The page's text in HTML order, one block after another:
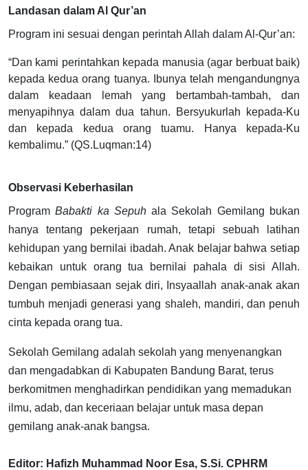
Landasan dalam Al Qur’an
Program ini sesuai dengan perintah Allah dalam Al-Qur’an:
“Dan kami perintahkan kepada manusia (agar berbuat baik)
kepada kedua orang tuanya. Ibunya telah mengandungnya
dalam keadaan lemah yang bertambah-tambah, dan
menyapihnya dalam dua tahun. Bersyukurlah kepada-Ku
dan kepada kedua orang tuamu. Hanya kepada-Ku
kembalimu.” (QS.Luqman:14)
Observasi Keberhasilan
ProgramBabakti ka Sepuhala Sekolah Gemilang bukan
hanya tentang pekerjaan rumah, tetapi sebuah latihan
kehidupan yang bernilai ibadah. Anak belajar bahwa setiap
kebaikan untuk orang tua bernilai pahala di sisi Allah.
Dengan pembiasaan sejak diri, Insyaallah anak-anak akan
tumbuh menjadi generasi yang shaleh, mandiri, dan penuh
cinta kepada orang tua.
Sekolah Gemilang adalah sekolah yang menyenangkan
dan mengadabkan di Kabupaten Bandung Barat, terus
berkomitmen menghadirkan pendidikan yang memadukan
ilmu, adab, dan keceriaan belajar untuk masa depan
gemilang anak-anak bangsa.
Editor: Hafizh Muhammad Noor Esa, S.Si. CPHRM